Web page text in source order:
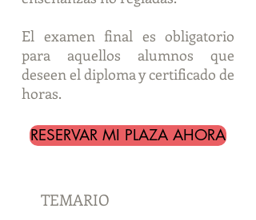
El examen final es obligatorio
para aquellos alumnos que
deseen el diploma y certificado de
horas.
RESERVAR MI PLAZA AHORA
TEMARIO